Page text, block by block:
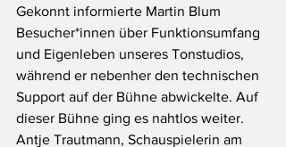
Gekonnt informierte Martin Blum
Besucher*innen über Funktionsumfang
und Eigenleben unseres Tonstudios,
während er nebenher den technischen
Support auf der Bühne abwickelte. Auf
dieser Bühne ging es nahtlos weiter.
Antje Trautmann, Schauspielerin am